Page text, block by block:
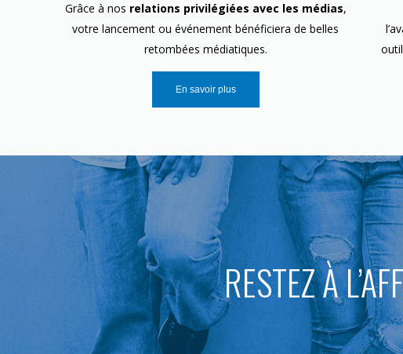
Grâce à nos relations privilégiées avec les médias,
votre lancement ou événement bénéficiera de belles
retombées médiatiques.
En savoir plus
RESTEZ À